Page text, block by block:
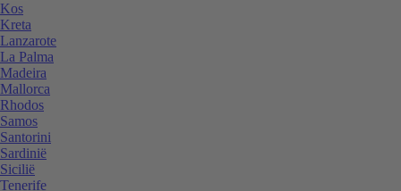
Kos
Kreta
Lanzarote
La Palma
Madeira
Mallorca
Rhodos
Samos
Santorini
Sardinië
Sicilië
Tenerife